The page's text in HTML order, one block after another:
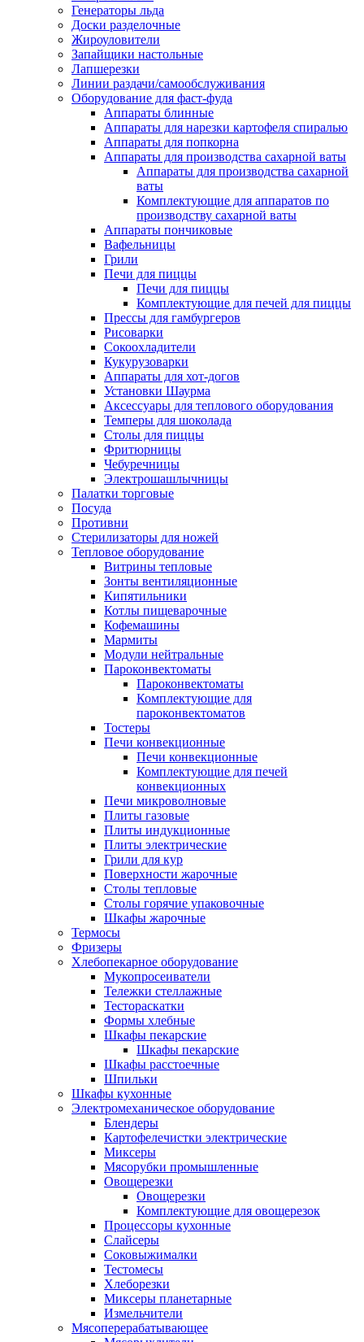
Генераторы льда
Доски разделочные
Жироуловители
Запайщики настольные
Лапшерезки
Линии раздачи/самообслуживания
Оборудование для фаст-фуда
Аппараты блинные
Аппараты для нарезки картофеля спиралью
Аппараты для попкорна
Аппараты для производства сахарной ваты
Аппараты для производства сахарной
ваты
Комплектующие для аппаратов по
производству сахарной ваты
Аппараты пончиковые
Вафельницы
Грили
Печи для пиццы
Печи для пиццы
Комплектующие для печей для пиццы
Прессы для гамбургеров
Рисоварки
Сокоохладители
Кукурузоварки
Аппараты для хот-догов
Установки Шаурма
Аксессуары для теплового оборудования
Темперы для шоколада
Столы для пиццы
Фритюрницы
Чебуречницы
Электрошашлычницы
Палатки торговые
Посуда
Противни
Стерилизаторы для ножей
Тепловое оборудование
Витрины тепловые
Зонты вентиляционные
Кипятильники
Котлы пищеварочные
Кофемашины
Мармиты
Модули нейтральные
Пароконвектоматы
Пароконвектоматы
Комплектующие для
пароконвектоматов
Тостеры
Печи конвекционные
Печи конвекционные
Комплектующие для печей
конвекционных
Печи микроволновые
Плиты газовые
Плиты индукционные
Плиты электрические
Грили для кур
Поверхности жарочные
Столы тепловые
Столы горячие упаковочные
Шкафы жарочные
Термосы
Фризеры
Хлебопекарное оборудование
Мукопросеиватели
Тележки стеллажные
Тестораскатки
Формы хлебные
Шкафы пекарские
Шкафы пекарские
Шкафы расстоечные
Шпильки
Шкафы кухонные
Электромеханическое оборудование
Блендеры
Картофелечистки электрические
Миксеры
Мясорубки промышленные
Овощерезки
Овощерезки
Комплектующие для овощерезок
Процессоры кухонные
Слайсеры
Соковыжималки
Тестомесы
Хлеборезки
Миксеры планетарные
Измельчители
Мясоперерабатывающее